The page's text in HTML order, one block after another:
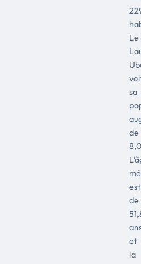
Le
sa
de
est
de
et
la